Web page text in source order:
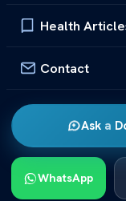
Health
Contact
Ask a
WhatsApp
para
hecha
es fermentado y
puede
de las razones
diferencias en
sus
se